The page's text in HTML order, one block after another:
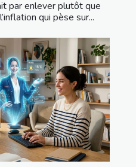
par enlever plutôt que
qui pèse sur...